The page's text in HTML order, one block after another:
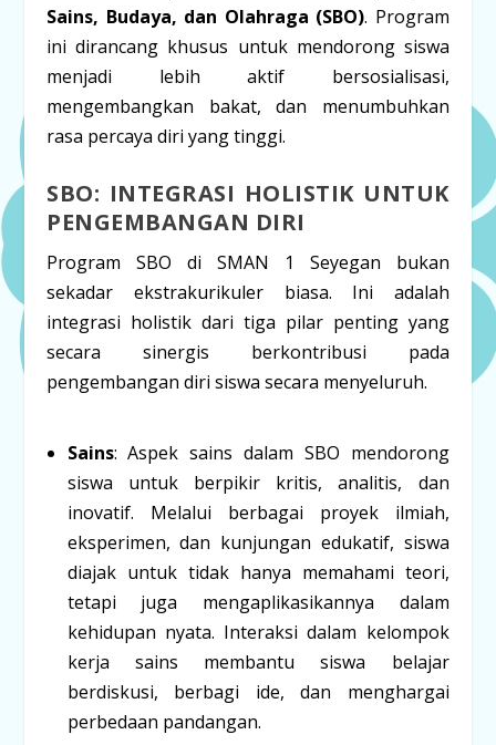
Sains, Budaya, dan Olahraga (SBO). Program
ini dirancang khusus untuk mendorong siswa
menjadi lebih aktif bersosialisasi,
mengembangkan bakat, dan menumbuhkan
rasa percaya diri yang tinggi.
SBO: INTEGRASI HOLISTIK UNTUK
PENGEMBANGAN DIRI
Program SBO di SMAN 1 Seyegan bukan
sekadar ekstrakurikuler biasa. Ini adalah
integrasi holistik dari tiga pilar penting yang
secara sinergis berkontribusi pada
pengembangan diri siswa secara menyeluruh.
Sains: Aspek sains dalam SBO mendorong
siswa untuk berpikir kritis, analitis, dan
inovatif. Melalui berbagai proyek ilmiah,
eksperimen, dan kunjungan edukatif, siswa
diajak untuk tidak hanya memahami teori,
tetapi juga mengaplikasikannya dalam
kehidupan nyata. Interaksi dalam kelompok
kerja sains membantu siswa belajar
berdiskusi, berbagi ide, dan menghargai
perbedaan pandangan.